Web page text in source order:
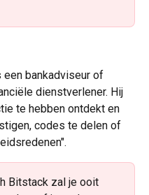
een bankadviseur of
dienstverlener. Hij
te hebben ontdekt en
codes te delen of
Bitstack zal je ooit